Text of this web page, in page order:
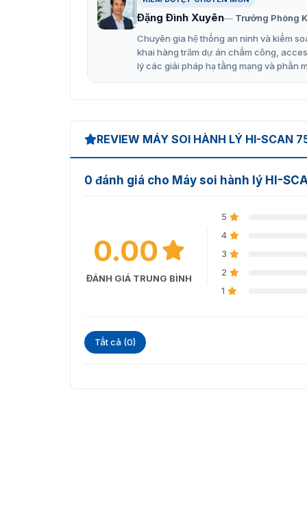
Đặng Đình Xuyên
Trưởng Phòng
Chuyên gia hệ thống an ninh và kiểm
khai hàng trăm dự án chấm công,
lý các giải pháp hạ tầng mạng và phần
REVIEW MÁY SOI HÀNH LÝ HI-SCAN
0 đánh giá cho Máy soi hành lý HI-
0.00
ĐÁNH GIÁ TRUNG BÌNH
5
4
3
2
1
Tất cả (0)